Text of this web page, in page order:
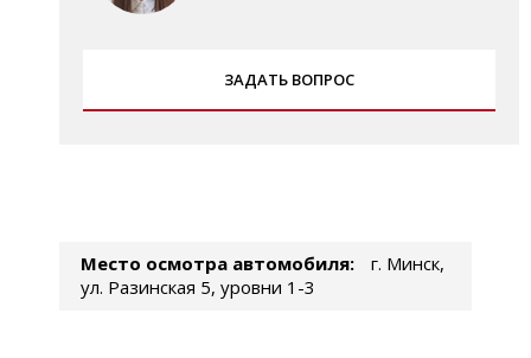
ЗАДАТЬ ВОПРОС
Место осмотра автомобиля:
г. Минск,
ул. Разинская 5, уровни 1-3